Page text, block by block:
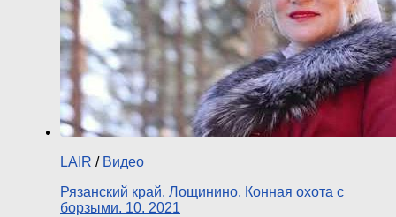
LAIR / Видео
Рязанский край. Лощинино. Конная охота с
борзыми. 10. 2021